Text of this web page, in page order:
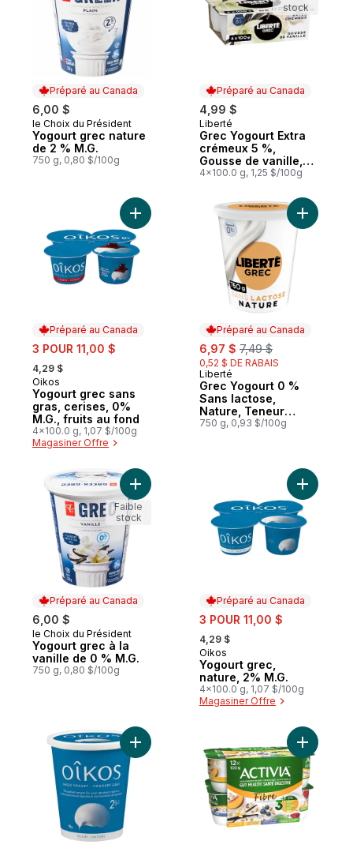
Préparé au Canada
6,00 $
Préparé au Canada
le Choix du Président
Yogourt grec nature
de 2 % M.G.
750 g, 0,80 $/100g
Préparé au Canada
4,99 $
Préparé au Canada
Liberté
Grec Yogourt Extra
crémeux 5 %,
Gousse de vanille,
Teneur élevée en
4x100.0 g, 1,25 $/100g
stock
Préparé au Canada
sale:
3 POUR 11,00 $
, formerly:
4,29 $
Préparé au Canada
Oikos
Yogourt grec sans
gras, cerises, 0%
M.G., fruits au fond
4x100.0 g, 1,07 $/100g
Magasiner Offre
Ajouter Yogourt grec sans gras, cerises,
Préparé au Canada
sale:
6,97 $ , formerly:
7,49 $
0,52 $ DE RABAIS
Préparé au Canada
Liberté
Grec Yogourt 0 %
Sans lactose,
Nature, Teneur
élevée en protéines
750 g, 0,93 $/100g
Ajouter
Préparé au Canada
6,00 $
Préparé au Canada
le Choix du Président
Yogourt grec à la
vanille de 0 % M.G.
750 g, 0,80 $/100g
Ajouter Yogourt grec à la vanille de 0 %
Faible
stock
Préparé au Canada
sale:
3 POUR 11,00 $
, formerly:
4,29 $
Préparé au Canada
Oikos
Yogourt grec,
nature, 2% M.G.
4x100.0 g, 1,07 $/100g
Magasiner Offre
Ajouter
Ajouter Yogourt grec sans gras, nature,
Ajouter